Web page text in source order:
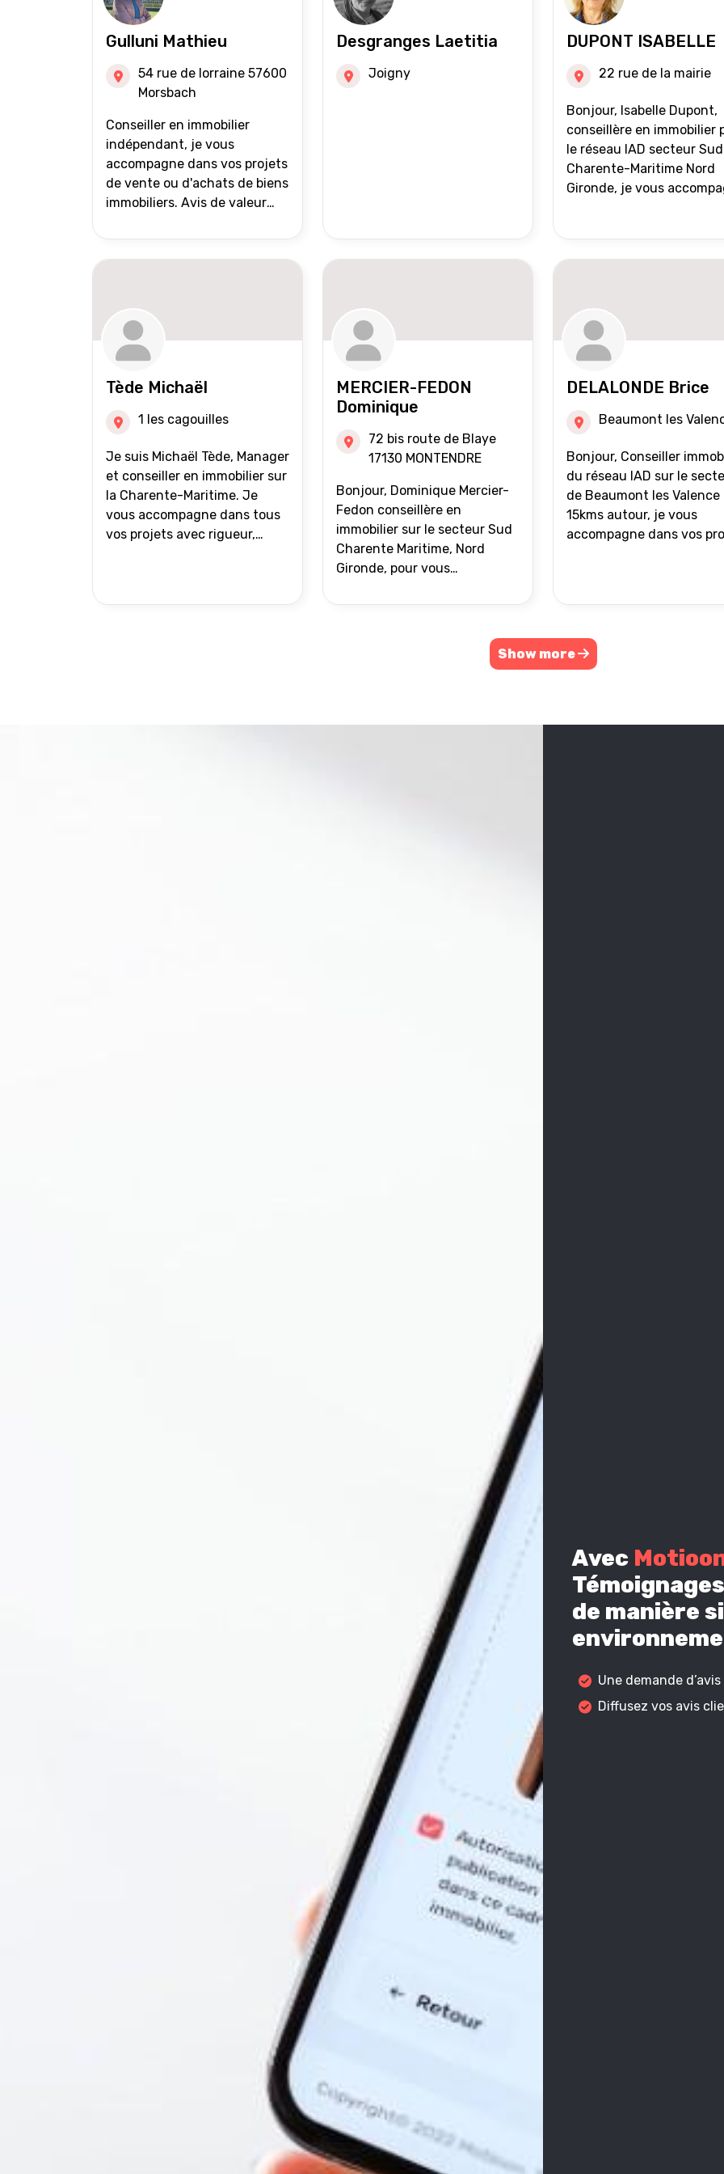
Gulluni Mathieu
54 rue de lorraine 57600
Morsbach
Conseiller en immobilier
indépendant, je vous
accompagne dans vos projets
de vente ou d'achats de biens
immobiliers. Avis de valeur
suivi personnalisés Mise en
avant du bien grâce à des
(niveau national et
international) Validation du
financement des acquéreurs
auprès de partenaires
financiers Portefeuille de
clients acquéreurs travaillé et
Vente en partage grâce au
réseau Iad France et Iad
Deutschland Inter agence
Desgranges Laetitia
Joigny
DUPONT ISABELLE
22 rue de la mairie
Bonjour, Isabelle Dupont,
conseillère en immobilier
le réseau IAD secteur Sud
Charente-Maritime Nord
Gironde, je vous
Tède Michaël
1 les cagouilles
Je suis Michaël Tède, Manager
et conseiller en immobilier sur
la Charente-Maritime. Je
vous accompagne dans tous
vos projets avec rigueur,
MERCIER-FEDON
Dominique
72 bis route de Blaye
17130 MONTENDRE
Bonjour, Dominique Mercier-
Fedon conseillère en
immobilier sur le secteur Sud
Charente Maritime, Nord
Gironde, pour vous
projets immobiliers.
DELALONDE Brice
Beaumont les
Bonjour, Conseiller immobilier
du réseau IAD sur le
de Beaumont les Valence
15kms autour, je vous
accompagne dans vos
Show more
Avec
de manière
Une demande
Diffusez vos avis